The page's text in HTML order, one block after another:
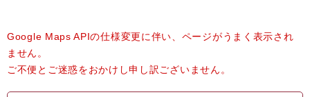
へGoogle Maps APIの仕様変更に伴い、ページがうまく表示され
ません。
ご不便とご迷惑をおかけし申し訳ございません。